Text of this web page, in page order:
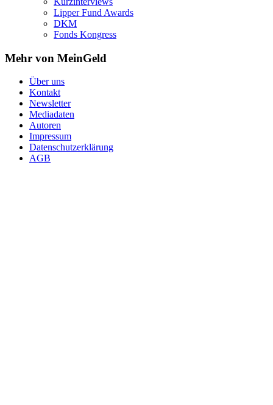
Lipper Fund Awards
DKM
Fonds Kongress
Mehr von MeinGeld
Über uns
Kontakt
Newsletter
Mediadaten
Autoren
Impressum
Datenschutzerklärung
AGB